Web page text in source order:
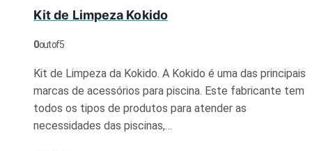
Kit de Limpeza Kokido
0out of 5
Kit de Limpeza da Kokido. A Kokido é uma das principais
marcas de acessórios para piscina. Este fabricante tem
todos os tipos de produtos para atender as
necessidades das piscinas,…